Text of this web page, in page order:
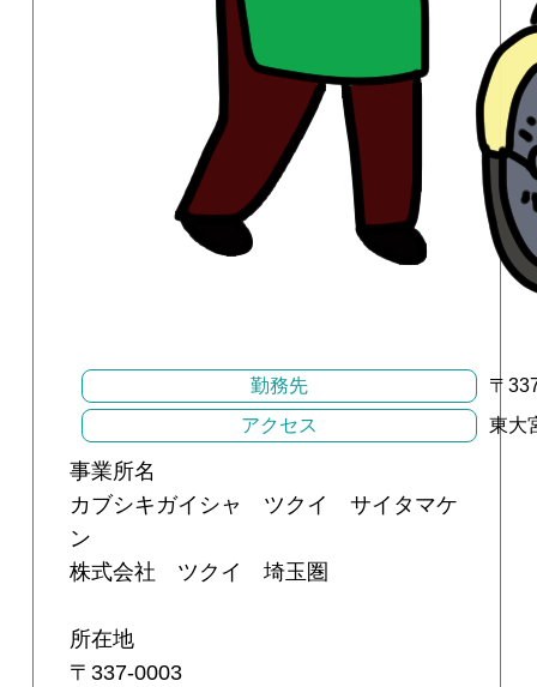
勤務先
〒
アクセス
東大
事業所名
カブシキガイシャ ツクイ サイタマケ
ン
株式会社 ツクイ 埼玉圏
所在地
〒337-0003